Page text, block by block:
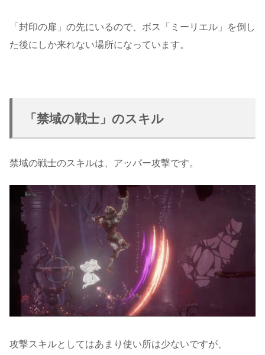
「封印の扉」の先にいるので、ボス「ミーリエル」を倒し
た後にしか来れない場所になっています。
「禁域の戦士」のスキル
禁域の戦士のスキルは、アッパー攻撃です。
攻撃スキルとしてはあまり使い所は少ないですが、